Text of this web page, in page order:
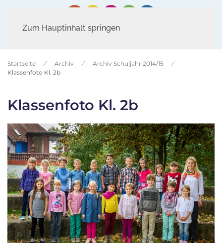
Zum Hauptinhalt springen
Startseite Archiv
Archiv Schuljahr 2014/15
Klassenfoto Kl. 2b
Klassenfoto Kl. 2b